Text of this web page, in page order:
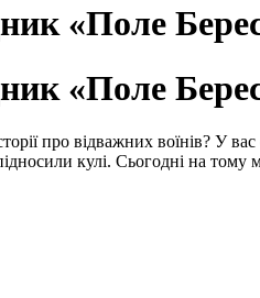
«Поле
«Поле
про відважних воїнів? У
кулі. Сьогодні на тому